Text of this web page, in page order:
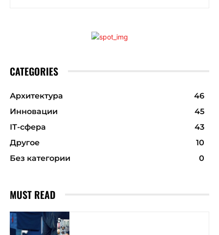
CATEGORIES
Архитектура
46
Инновации
45
ІТ-сфера
43
Другое
10
Без категории
0
MUST READ